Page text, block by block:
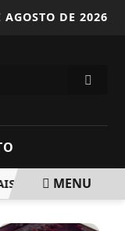
AGOSTO DE 2026
2.100 ITENS E
MENU